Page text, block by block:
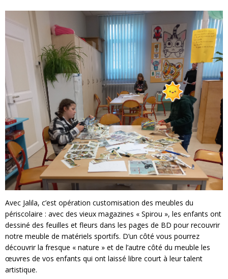
Avec Jalila, c’est opération customisation des meubles du
périscolaire : avec des vieux magazines « Spirou », les enfants ont
dessiné des feuilles et fleurs dans les pages de BD pour recouvrir
notre meuble de matériels sportifs. D’un côté vous pourrez
découvrir la fresque « nature » et de l’autre côté du meuble les
œuvres de vos enfants qui ont laissé libre court à leur talent
artistique.